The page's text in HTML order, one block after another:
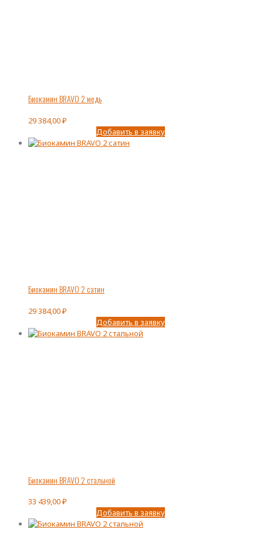
Биокамин BRAVO 2 медь
29 384,00₽
Добавить в заявку
Биокамин BRAVO 2 сатин
29 384,00₽
Добавить в заявку
Биокамин BRAVO 2 стальной
33 439,00₽
Добавить в заявку